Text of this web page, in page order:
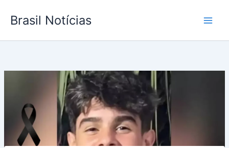
para
conteúdo
Brasil Notícias